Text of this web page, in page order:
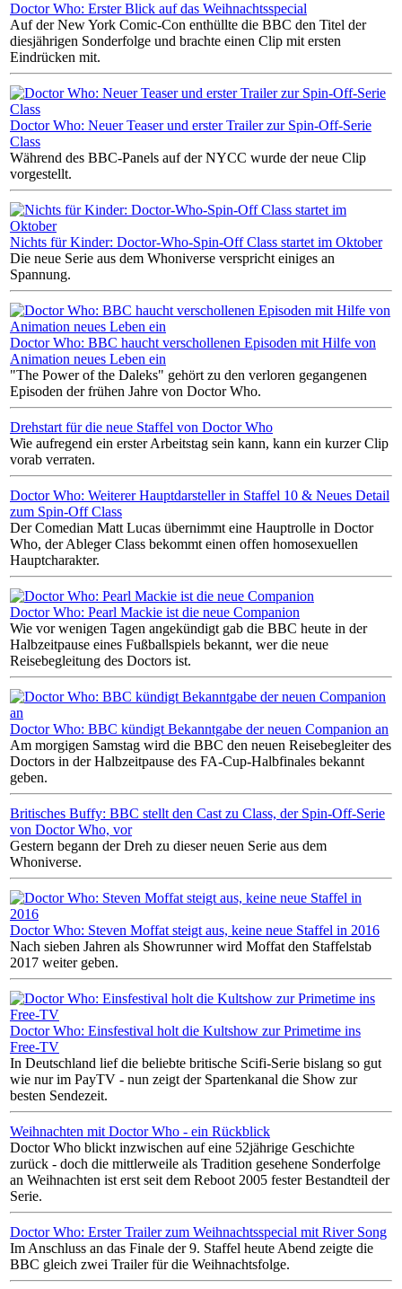
Doctor Who: Erster Blick auf das Weihnachtsspecial
Auf der New York Comic-Con enthüllte die BBC den Titel der
diesjährigen Sonderfolge und brachte einen Clip mit ersten
Eindrücken mit.
Doctor Who: Neuer Teaser und erster Trailer zur Spin-Off-Serie
Class
Während des BBC-Panels auf der NYCC wurde der neue Clip
vorgestellt.
Nichts für Kinder: Doctor-Who-Spin-Off Class startet im Oktober
Die neue Serie aus dem Whoniverse verspricht einiges an
Spannung.
Doctor Who: BBC haucht verschollenen Episoden mit Hilfe von
Animation neues Leben ein
"The Power of the Daleks" gehört zu den verloren gegangenen
Episoden der frühen Jahre von Doctor Who.
Drehstart für die neue Staffel von Doctor Who
Wie aufregend ein erster Arbeitstag sein kann, kann ein kurzer Clip
vorab verraten.
Doctor Who: Weiterer Hauptdarsteller in Staffel 10 & Neues Detail
zum Spin-Off Class
Der Comedian Matt Lucas übernimmt eine Hauptrolle in Doctor
Who, der Ableger Class bekommt einen offen homosexuellen
Hauptcharakter.
Doctor Who: Pearl Mackie ist die neue Companion
Wie vor wenigen Tagen angekündigt gab die BBC heute in der
Halbzeitpause eines Fußballspiels bekannt, wer die neue
Reisebegleitung des Doctors ist.
Doctor Who: BBC kündigt Bekanntgabe der neuen Companion an
Am morgigen Samstag wird die BBC den neuen Reisebegleiter des
Doctors in der Halbzeitpause des FA-Cup-Halbfinales bekannt
geben.
Britisches Buffy: BBC stellt den Cast zu Class, der Spin-Off-Serie
von Doctor Who, vor
Gestern begann der Dreh zu dieser neuen Serie aus dem
Whoniverse.
Doctor Who: Steven Moffat steigt aus, keine neue Staffel in 2016
Nach sieben Jahren als Showrunner wird Moffat den Staffelstab
2017 weiter geben.
Doctor Who: Einsfestival holt die Kultshow zur Primetime ins
Free-TV
In Deutschland lief die beliebte britische Scifi-Serie bislang so gut
wie nur im PayTV - nun zeigt der Spartenkanal die Show zur
besten Sendezeit.
Weihnachten mit Doctor Who - ein Rückblick
Doctor Who blickt inzwischen auf eine 52jährige Geschichte
zurück - doch die mittlerweile als Tradition gesehene Sonderfolge
an Weihnachten ist erst seit dem Reboot 2005 fester Bestandteil der
Serie.
Doctor Who: Erster Trailer zum Weihnachtsspecial mit River Song
Im Anschluss an das Finale der 9. Staffel heute Abend zeigte die
BBC gleich zwei Trailer für die Weihnachtsfolge.